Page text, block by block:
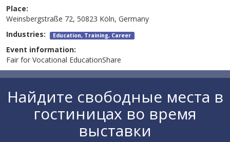
Place:
Weinsbergstraße 72, 50823 Köln, Germany
Industries: Education, Training, Career
Event information:
Fair for Vocational EducationShare
Найдите свободные места в
гостиницах во время
выставки